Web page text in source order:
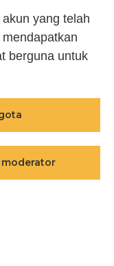
yang telah
berguna untuk
moderator